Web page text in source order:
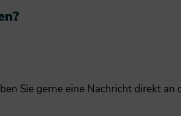
Sie gerne eine Nachricht direkt an